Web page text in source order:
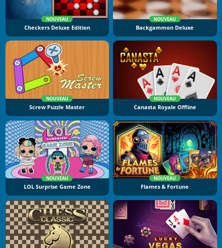
NOUVEAU
Checkers Deluxe Edition
NOUVEAU
Backgammon Deluxe
NOUVEAU
Screw Puzzle Master
NOUVEAU
Canasta Royale Offline
NOUVEAU
LOL Surprise Game Zone
NOUVEAU
Flames & Fortune